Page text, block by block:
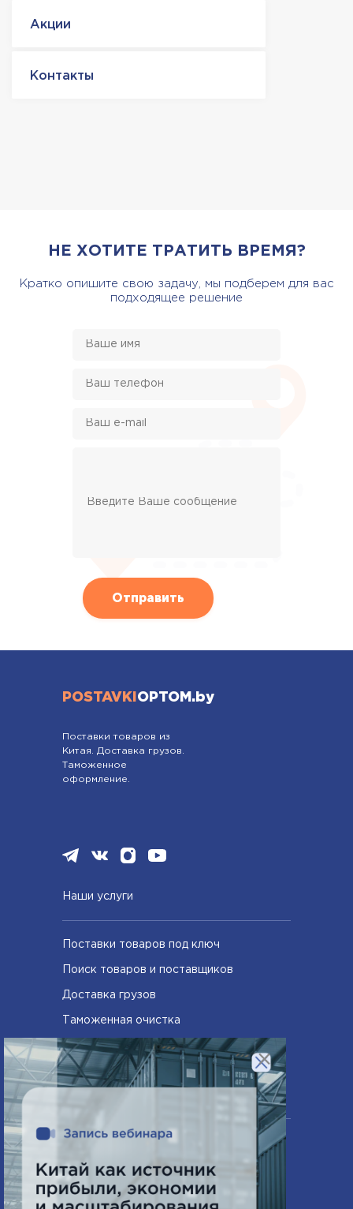
Акции
Контакты
НЕ ХОТИТЕ ТРАТИТЬ ВРЕМЯ?
Кратко опишите свою задачу, мы подберем для вас
подходящее решение
POSTAVKI OPTOM.by
Поставки товаров из
Китая. Доставка грузов.
Таможенное
оформление.
Наши услуги
Поставки товаров под ключ
Поиск товаров и поставщиков
Доставка грузов
Таможенная очистка
Сертифицирование товаров
Часто задаваемые вопросы
Схема работы
×